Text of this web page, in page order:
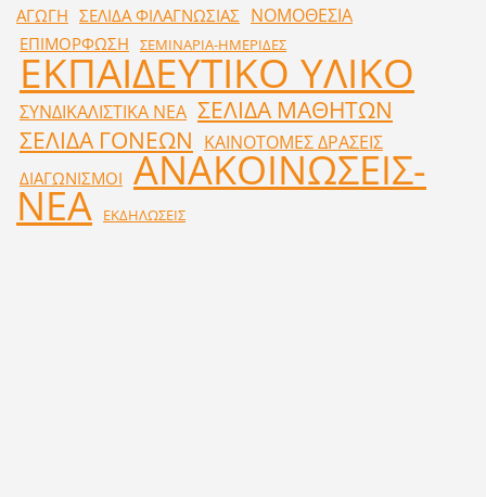
ΑΓΩΓΗ ΣΕΛΙΔΑ ΦΙΛΑΓΝΩΣΙΑΣ ΝΟΜΟΘΕΣΙΑ
ΕΠΙΜΟΡΦΩΣΗ ΣΕΜΙΝΑΡΙΑ-ΗΜΕΡΙΔΕΣ
ΕΚΠΑΙΔΕΥΤΙΚΟ ΥΛΙΚΟ
ΣΥΝΔΙΚΑΛΙΣΤΙΚΑ ΝΕΑ ΣΕΛΙΔΑ ΜΑΘΗΤΩΝ
ΣΕΛΙΔΑ ΓΟΝΕΩΝ ΚΑΙΝΟΤΟΜΕΣ ΔΡΑΣΕΙΣ
ΔΙΑΓΩΝΙΣΜΟΙ ΑΝΑΚΟΙΝΩΣΕΙΣ-
ΝΕΑ ΕΚΔΗΛΩΣΕΙΣ